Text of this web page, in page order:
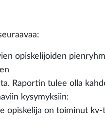
opiskelijoiden
Raportin tulee olla
kysymyksiin:
opiskelija on toiminut kv-